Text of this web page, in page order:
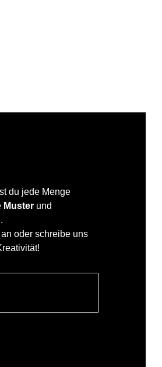
du jede Menge
Muster und
oder schreibe uns